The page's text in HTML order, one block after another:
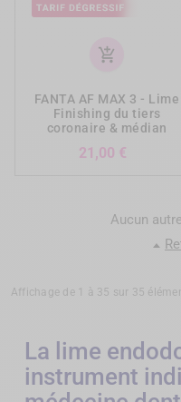
add_shopping_cart
FANTA AF MAX 3 - Lime
Finishing du tiers
coronaire & médian
21,00 €
Aucun
Affichage de 1 à 35 sur 35
La lime
instrument